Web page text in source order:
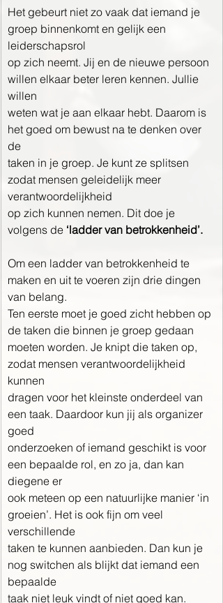
Het gebeurt niet zo vaak dat iemand je
groep binnenkomt en gelijk een
leiderschapsrol
op zich neemt. Jij en de nieuwe persoon
willen elkaar beter leren kennen. Jullie
willen
weten wat je aan elkaar hebt. Daarom is
het goed om bewust na te denken over
de
taken in je groep. Je kunt ze splitsen
zodat mensen geleidelijk meer
verantwoordelijkheid
op zich kunnen nemen. Dit doe je
volgens de ‘ladder van betrokkenheid’.
Om een ladder van betrokkenheid te
maken en uit te voeren zijn drie dingen
van belang.
Ten eerste moet je goed zicht hebben op
de taken die binnen je groep gedaan
moeten worden. Je knipt die taken op,
zodat mensen verantwoordelijkheid
kunnen
dragen voor het kleinste onderdeel van
een taak. Daardoor kun jij als organizer
goed
onderzoeken of iemand geschikt is voor
een bepaalde rol, en zo ja, dan kan
diegene er
ook meteen op een natuurlijke manier ‘in
groeien’. Het is ook fijn om veel
verschillende
taken te kunnen aanbieden. Dan kun je
nog switchen als blijkt dat iemand een
bepaalde
taak niet leuk vindt of niet goed kan.